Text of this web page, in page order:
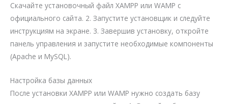
Скачайте установочный файл XAMPP или WAMP с
официального сайта. 2. Запустите установщик и следуйте
инструкциям на экране. 3. Завершив установку, откройте
панель управления и запустите необходимые компоненты
(Apache и MySQL).
Настройка базы данных
После установки XAMPP или WAMP нужно создать базу